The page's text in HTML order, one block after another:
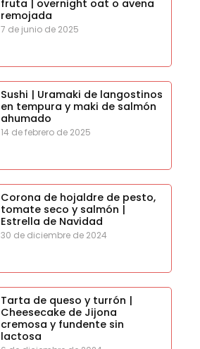
fruta | overnight oat o avena
remojada
7 de junio de 2025
Sushi | Uramaki de langostinos
en tempura y maki de salmón
ahumado
14 de febrero de 2025
Corona de hojaldre de pesto,
tomate seco y salmón |
Estrella de Navidad
30 de diciembre de 2024
Tarta de queso y turrón |
Cheesecake de Jijona
cremosa y fundente sin
lactosa